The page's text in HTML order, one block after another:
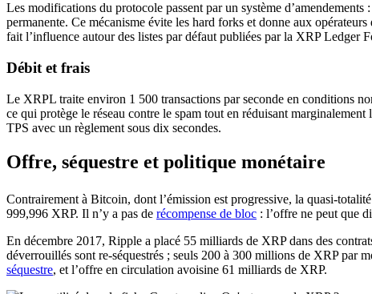
Les modifications du protocole passent par un système
permanente. Ce mécanisme évite les hard forks et donne aux opérateurs
fait l’influence autour des listes par défaut publiées par la XRP Ledger
Débit et frais
Le XRPL traite environ 1 500 transactions par seconde en conditions
ce qui protège le réseau contre le spam tout en réduisant
TPS avec un règlement sous dix secondes.
Offre, séquestre et politique monétaire
Contrairement à Bitcoin, dont l’émission est progressive, la quasi-
999,996 XRP. Il n’y a pas de récompense de bloc : l’offre ne peut que
En décembre 2017, Ripple a placé 55 milliards de XRP dans des
déverrouillés sont re-séquestrés ; seuls 200 à 300 millions de XRP par
séquestre, et l’offre en circulation avoisine 61 milliards de XRP.